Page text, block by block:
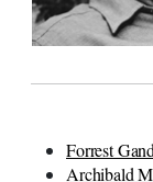
Forrest
Archibald